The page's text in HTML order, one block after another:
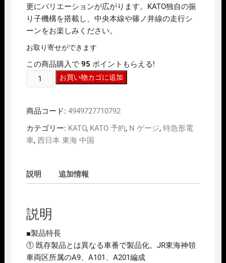
更にバリエーションが広がります。KATO独自の振
り子機構を搭載し、中央本線や篠ノ井線の走行シ
ーンをお楽しみください。
お取り寄せができます
この商品購入で 95 ポイントもらえる!
ｹﾞ
ｼﾞ
KATO
10-
系
｢し
の｣
4
両
増
結
お買い物カゴに追加
商品コード: 4949727710792
カテゴリー: KATO, KATO 予約, N ゲージ, 特急形電
車, 西日本 東海 中国
説明 追加情報
説明
■製品特長
① 既存製品とは異なる車番で製品化。JR東海神領
車両区所属のA9、A101、A201編成